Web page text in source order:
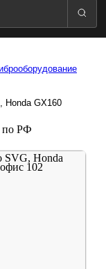
по РФ
102
Honda GX160